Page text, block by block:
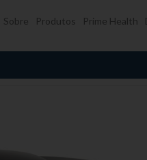
Sobre Produtos Prime Health